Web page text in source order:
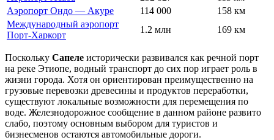
Аэропорт Ондо — Акуре
114 000
158 км
Международный аэропорт
Порт-Харкорт
1.2 млн 169 км
Поскольку Сапеле исторически развивался как речной порт
на реке Этиопе, водный транспорт до сих пор играет роль в
жизни города. Хотя он ориентирован преимущественно на
грузовые перевозки древесины и продуктов переработки,
существуют локальные возможности для перемещения по
воде. Железнодорожное сообщение в данном районе развито
слабо, поэтому основным выбором для туристов и
бизнесменов остаются автомобильные дороги.